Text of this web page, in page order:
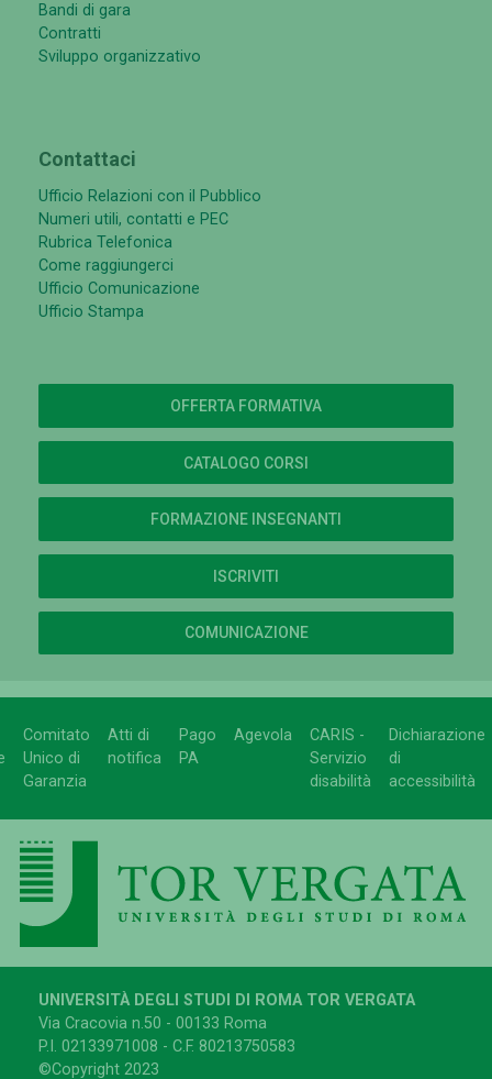
Bandi di gara
Contratti
Sviluppo organizzativo
Contattaci
Ufficio Relazioni con il Pubblico
Numeri utili, contatti e PEC
Rubrica Telefonica
Come raggiungerci
Ufficio Comunicazione
Ufficio Stampa
OFFERTA FORMATIVA
CATALOGO CORSI
FORMAZIONE INSEGNANTI
ISCRIVITI
COMUNICAZIONE
Comitato
Unico di
Garanzia
Atti di
notifica
Pago
PA
Agevola
CARIS -
Servizio
disabilità
Dichiarazione
di
accessibilità
UNIVERSITÀ DEGLI STUDI DI ROMA TOR VERGATA
Via Cracovia n.50 - 00133 Roma
P.I. 02133971008 - C.F. 80213750583
©Copyright 2023